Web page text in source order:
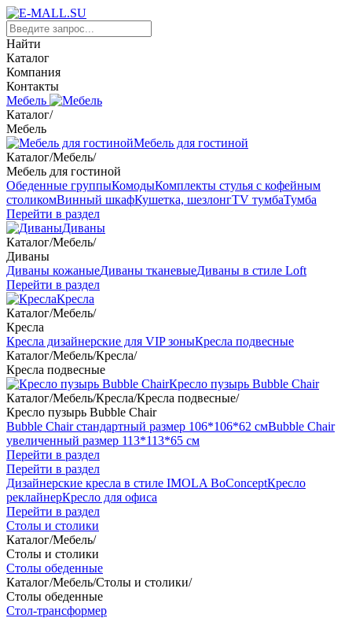
Найти
Каталог
Компания
Контакты
Мебель
Каталог/
Мебель
Мебель для гостиной
Каталог/Мебель/
Мебель для гостиной
Обеденные группыКомодыКомплекты стулья с кофейным
столикомВинный шкафКушетка, шезлонгTV тумбаТумба
Перейти в раздел
Диваны
Каталог/Мебель/
Диваны
Диваны кожаныеДиваны тканевыеДиваны в стиле Loft
Перейти в раздел
Кресла
Каталог/Мебель/
Кресла
Кресла дизайнерские для VIP зоныКресла подвесные
Каталог/Мебель/Кресла/
Кресла подвесные
Кресло пузырь Bubble Chair
Каталог/Мебель/Кресла/Кресла подвесные/
Кресло пузырь Bubble Chair
Bubble Chair стандартный размер 106*106*62 смBubble Chair
увеличенный размер 113*113*65 см
Перейти в раздел
Перейти в раздел
Дизайнерские кресла в стиле IMOLA BoConceptКресло
реклайнерКресло для офиса
Перейти в раздел
Столы и столики
Каталог/Мебель/
Столы и столики
Столы обеденные
Каталог/Мебель/Столы и столики/
Столы обеденные
Стол-трансформер